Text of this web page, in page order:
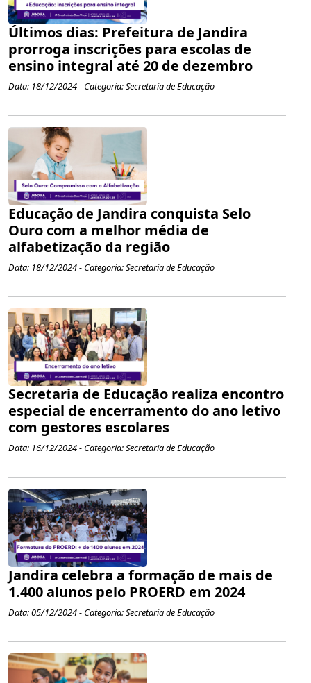
Últimos dias: Prefeitura de Jandira
prorroga inscrições para escolas de
ensino integral até 20 de dezembro
Data: 18/12/2024 - Categoria: Secretaria de Educação
Educação de Jandira conquista Selo
Ouro com a melhor média de
alfabetização da região
Data: 18/12/2024 - Categoria: Secretaria de Educação
Secretaria de Educação realiza encontro
especial de encerramento do ano letivo
com gestores escolares
Data: 16/12/2024 - Categoria: Secretaria de Educação
Jandira celebra a formação de mais de
1.400 alunos pelo PROERD em 2024
Data: 05/12/2024 - Categoria: Secretaria de Educação